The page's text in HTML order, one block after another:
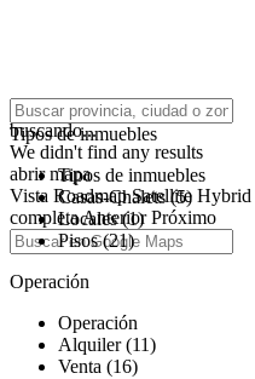
click to enable zoom
buscando...
We didn't find any results
abrir mapa
Vista Roadmap Satellite Hybrid
completaAnterior Próximo
Tipos de inmuebles
Tipos de inmuebles
Casas-Chalets (5)
Locales (1)
Pisos (21)
Operación
Operación
Alquiler (11)
Venta (16)